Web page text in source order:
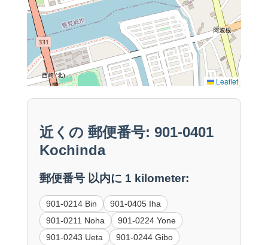
Leaflet
近くの 郵便番号: 901-0401
Kochinda
郵便番号 以内に 1 kilometer:
901-0214 Bin
901-0405 Iha
901-0211 Noha
901-0224 Yone
901-0243 Ueta
901-0244 Gibo